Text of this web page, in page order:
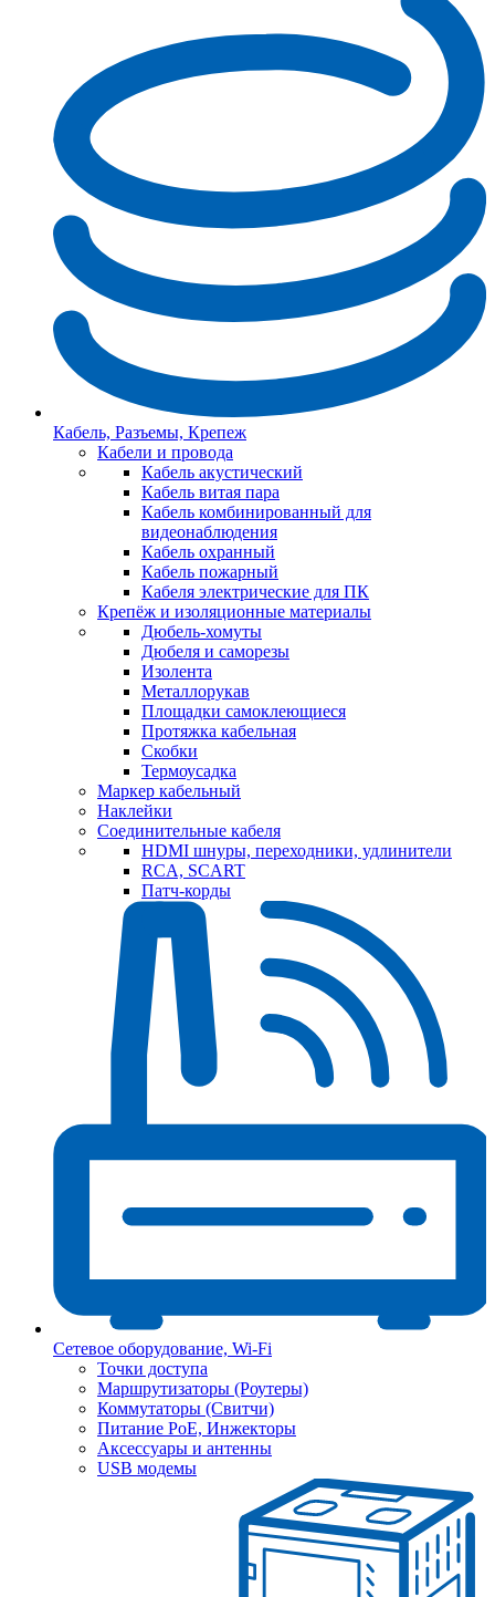
Кабель, Разъемы, Крепеж
Кабели и провода
Кабель акустический
Кабель витая пара
Кабель комбинированный для
видеонаблюдения
Кабель охранный
Кабель пожарный
Кабеля электрические для ПК
Крепёж и изоляционные материалы
Дюбель-хомуты
Дюбеля и саморезы
Изолента
Металлорукав
Площадки самоклеющиеся
Протяжка кабельная
Скобки
Термоусадка
Маркер кабельный
Наклейки
Соединительные кабеля
HDMI шнуры, переходники, удлинители
RCA, SCART
Патч-корды
Сетевое оборудование, Wi-Fi
Точки доступа
Маршрутизаторы (Роутеры)
Коммутаторы (Свитчи)
Питание PoE, Инжекторы
Аксессуары и антенны
USB модемы